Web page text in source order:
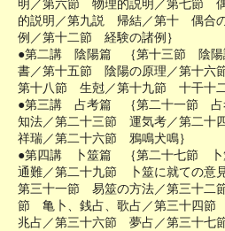
明／第六節 物理的説明／第七節
的説明／第九説 帰結／第十 偶合
例／第十二節 経験の諸例｝
●第二講 陰陽篇 ｛第十三節 陰陽
書／第十五節 陰陽の原理／第十
第十八節 生尅／第十九節 十干十
●第三講 占考篇 ｛第二十一節 占
知法／第二十三節 運気考／第二
祥瑞／第二十六節 鴉鳴犬鳴｝
●第四講 卜筮篇 ｛第二十七節 卜
通難／第二十九節 卜筮に就ての意
第三十一節 易筮の方法／第三十二
節 亀卜、銭占、歌占／第三十四
兆占／第三十六節 夢占／第三十七